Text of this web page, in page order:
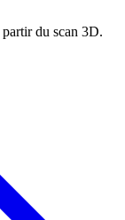
partir du scan 3D.